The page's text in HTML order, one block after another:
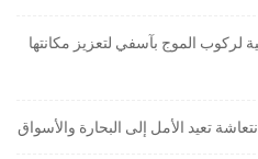
لركوب الموج بآسفي لتعزيز مكانتها
تعيد الأمل إلى البحارة والأسواق